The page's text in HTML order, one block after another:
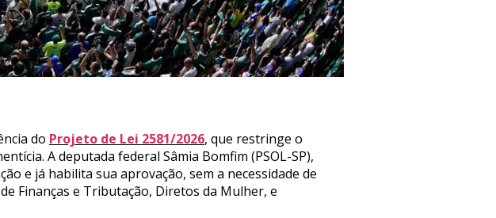
do Projeto de Lei 2581/2026, que restringe o
A deputada federal Sâmia Bomfim (PSOL-SP),
e já habilita sua aprovação, sem a necessidade de
Finanças e Tributação, Diretos da Mulher, e